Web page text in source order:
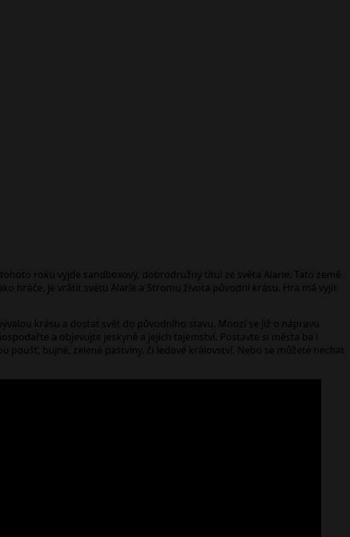
roku vyjde sandboxový, dobrodružný titul ze světa Alarie. Tato země
hráče, je vrátit světu Alarie a Stromu života původní krásu. Hra má vyjít
krásu a dostat svět do původního stavu. Mnozí se již o nápravu
a objevujte jeskyně a jejich tajemství. Postavte si města ba i
bujné, zelené pastviny, či ledové království. Nebo se můžete nechat